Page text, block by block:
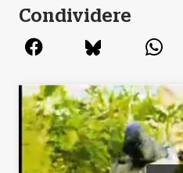
Condividere